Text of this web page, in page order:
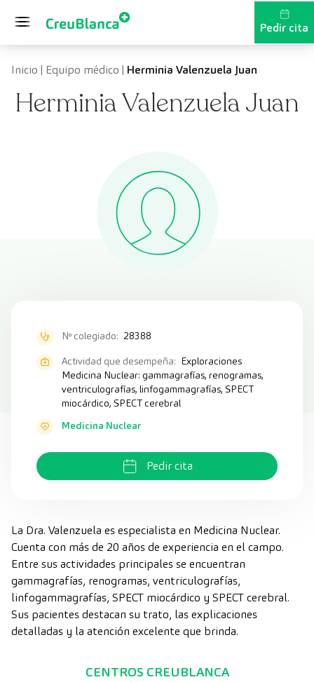
Pedir cita
Inicio | Equipo médico | Herminia Valenzuela Juan
Herminia Valenzuela Juan
Nº colegiado: 28388
Actividad que desempeña: Exploraciones
Medicina Nuclear: gammagrafías, renogramas,
ventriculografías, linfogammagrafías, SPECT
miocárdico, SPECT cerebral
Medicina Nuclear
Pedir cita
La Dra. Valenzuela es especialista en Medicina Nuclear.
Cuenta con más de 20 años de experiencia en el campo.
Entre sus actividades principales se encuentran
gammagrafías, renogramas, ventriculografías,
linfogammagrafías, SPECT miocárdico y SPECT cerebral.
Sus pacientes destacan su trato, las explicaciones
detalladas y la atención excelente que brinda.
CENTROS CREUBLANCA